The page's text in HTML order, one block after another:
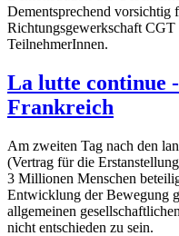
Dementsprechend vorsichtig
Richtungsgewerkschaft
TeilnehmerInnen.
La lutte continue
Frankreich
Am zweiten Tag nach den
(Vertrag für die
3 Millionen Menschen
Entwicklung der Bewegung
allgemeinen
nicht entschieden zu sein.